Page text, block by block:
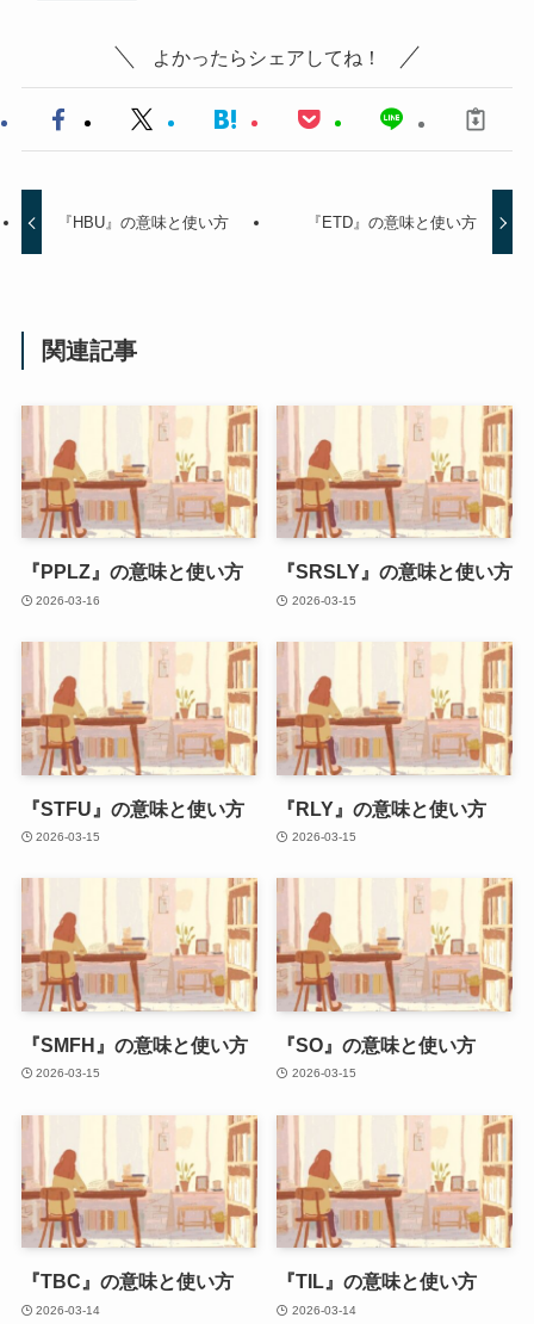
よかったらシェアしてね！
『HBU』の意味と使い方 『ETD』の意味と使い方
関連記事
『PPLZ』の意味と使い方
2026-03-16
『SRSLY』の意味と使い方
2026-03-15
『STFU』の意味と使い方
2026-03-15
『RLY』の意味と使い方
2026-03-15
『SMFH』の意味と使い方
2026-03-15
『SO』の意味と使い方
2026-03-15
『TBC』の意味と使い方
2026-03-14
『TIL』の意味と使い方
2026-03-14